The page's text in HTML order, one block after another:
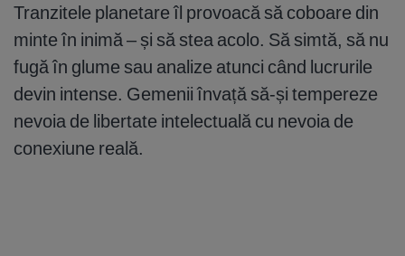
Tranzitele planetare îl provoacă să coboare din
minte în inimă – și să stea acolo. Să simtă, să nu
fugă în glume sau analize atunci când lucrurile
devin intense. Gemenii învață să-și tempereze
nevoia de libertate intelectuală cu nevoia de
conexiune reală.